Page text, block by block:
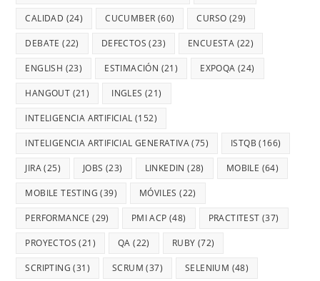
CALIDAD (24) CUCUMBER (60) CURSO (29)
DEBATE (22) DEFECTOS (23) ENCUESTA (22)
ENGLISH (23) ESTIMACIÓN (21) EXPOQA (24)
HANGOUT (21) INGLES (21)
INTELIGENCIA ARTIFICIAL (152)
INTELIGENCIA ARTIFICIAL GENERATIVA(75) ISTQB (166)
JIRA(25) JOBS (23) LINKEDIN (28) MOBILE (64)
MOBILE TESTING (39) MÓVILES (22)
PERFORMANCE (29) PMI ACP (48) PRACTITEST (37)
PROYECTOS (21) QA (22) RUBY (72)
SCRIPTING (31) SCRUM (37) SELENIUM (48)